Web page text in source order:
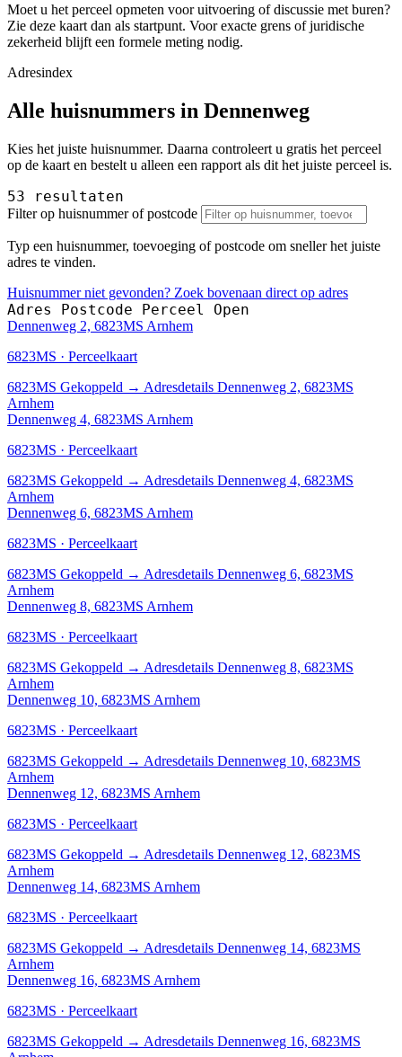
Moet u het perceel opmeten voor uitvoering of discussie met buren?
Zie deze kaart dan als startpunt. Voor exacte grens of juridische
zekerheid blijft een formele meting nodig.
Adresindex
Alle huisnummers in Dennenweg
Kies het juiste huisnummer. Daarna controleert u gratis het perceel
op de kaart en bestelt u alleen een rapport als dit het juiste perceel is.
53 resultaten
Filter op huisnummer of postcode
Typ een huisnummer, toevoeging of postcode om sneller het juiste
adres te vinden.
Huisnummer niet gevonden? Zoek bovenaan direct op adres
Adres Postcode Perceel Open
Dennenweg 2, 6823MS Arnhem
6823MS · Perceelkaart
6823MS Gekoppeld → Adresdetails Dennenweg 2, 6823MS
Arnhem
Dennenweg 4, 6823MS Arnhem
6823MS · Perceelkaart
6823MS Gekoppeld → Adresdetails Dennenweg 4, 6823MS
Arnhem
Dennenweg 6, 6823MS Arnhem
6823MS · Perceelkaart
6823MS Gekoppeld → Adresdetails Dennenweg 6, 6823MS
Arnhem
Dennenweg 8, 6823MS Arnhem
6823MS · Perceelkaart
6823MS Gekoppeld → Adresdetails Dennenweg 8, 6823MS
Arnhem
Dennenweg 10, 6823MS Arnhem
6823MS · Perceelkaart
6823MS Gekoppeld → Adresdetails Dennenweg 10, 6823MS
Arnhem
Dennenweg 12, 6823MS Arnhem
6823MS · Perceelkaart
6823MS Gekoppeld → Adresdetails Dennenweg 12, 6823MS
Arnhem
Dennenweg 14, 6823MS Arnhem
6823MS · Perceelkaart
6823MS Gekoppeld → Adresdetails Dennenweg 14, 6823MS
Arnhem
Dennenweg 16, 6823MS Arnhem
6823MS · Perceelkaart
6823MS Gekoppeld → Adresdetails Dennenweg 16, 6823MS